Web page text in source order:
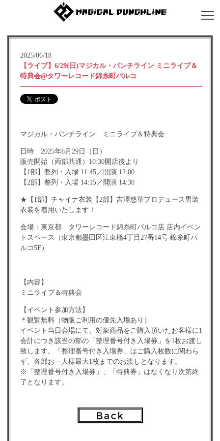
2025/06/18
【ライブ】6/29(日)マジカル・パンチライン ミニライブ＆
特典会@タワーレコード錦糸町パルコ
マジカル・パンチライン ミニライブ＆特典会
日時 2025年6月29日（日）
販売開始（両部共通）10:30開店後より
【1部】整列・入場 11:45／開演 12:00
【2部】整列・入場 14:15／開演 14:30
★【1部】チャイナ衣装【2部】吉澤悠華プロデュース男装
衣装を着用いたします！
会場：東京都 タワーレコード錦糸町パルコ店 店内イベン
トスペース（東京都墨田区江東橋4丁目27番14号 錦糸町パ
ルコ5F）
【内容】
ミニライブ＆特典会
【イベント参加方法】
＊観覧無料（物販ご利用の優先入場あり）
イベント当日会場にて、対象商品をご購入頂いたお客様に1
会計につき該当の部の「整理番号付き入場券」を1枚お渡し
致します。「整理番号付き入場券」はご購入枚数に関わら
ず、各部お一人様最大1枚までのお渡しとなります。
※「整理番号付き入場券」、「特典券」はなくなり次第終
了となります。
典券」のみの配布とさせて頂きます。
※「整理番号付き入場券」の整理番号はランダムで配布致